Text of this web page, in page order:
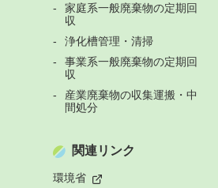
家庭系一般廃棄物の定期回
収
浄化槽管理・清掃
事業系一般廃棄物の定期回
収
産業廃棄物の収集運搬・中
間処分
関連リンク
環境省